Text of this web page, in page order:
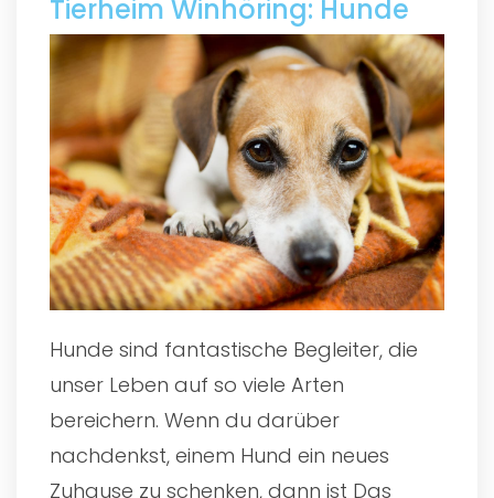
Tierheim Winhöring: Hunde
Hunde sind fantastische Begleiter, die
unser Leben auf so viele Arten
bereichern. Wenn du darüber
nachdenkst, einem Hund ein neues
Zuhause zu schenken, dann ist Das